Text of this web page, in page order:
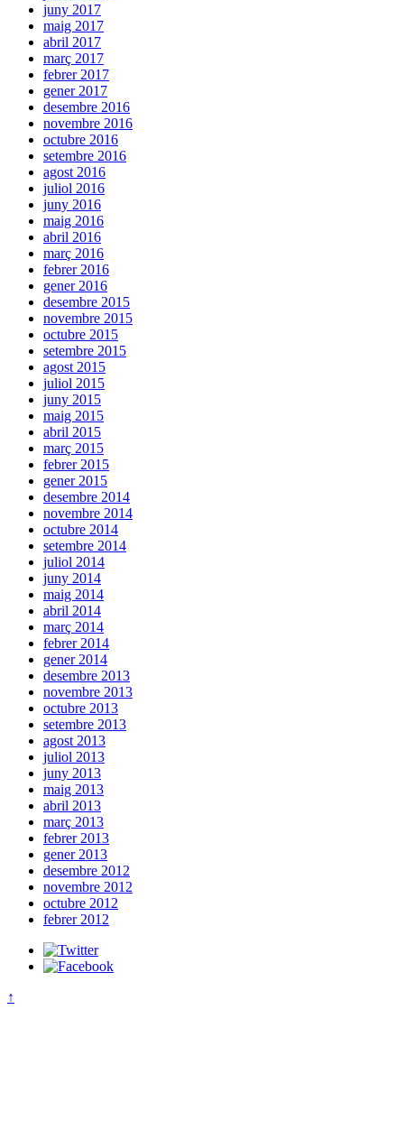
juny 2017
maig 2017
abril 2017
març 2017
febrer 2017
gener 2017
desembre 2016
novembre 2016
octubre 2016
setembre 2016
agost 2016
juliol 2016
juny 2016
maig 2016
abril 2016
març 2016
febrer 2016
gener 2016
desembre 2015
novembre 2015
octubre 2015
setembre 2015
agost 2015
juliol 2015
juny 2015
maig 2015
abril 2015
març 2015
febrer 2015
gener 2015
desembre 2014
novembre 2014
octubre 2014
setembre 2014
juliol 2014
juny 2014
maig 2014
abril 2014
març 2014
febrer 2014
gener 2014
desembre 2013
novembre 2013
octubre 2013
setembre 2013
agost 2013
juliol 2013
juny 2013
maig 2013
abril 2013
març 2013
febrer 2013
gener 2013
desembre 2012
novembre 2012
octubre 2012
febrer 2012
↑